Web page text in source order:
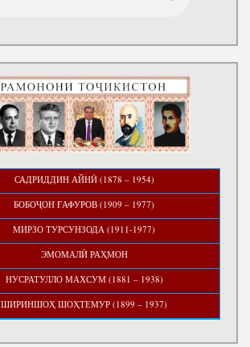
САДРИДДИН АЙНӢ (1878 – 1954)
БОБОҶОН ҒАФУРОВ (1909 – 1977)
МИРЗО ТУРСУНЗОДА (1911-1977)
ЭМОМАЛӢ РАҲМОН
НУСРАТУЛЛО МАХСУМ (1881 – 1938)
ШИРИНШОҲ ШОҲТЕМУР (1899 – 1937)